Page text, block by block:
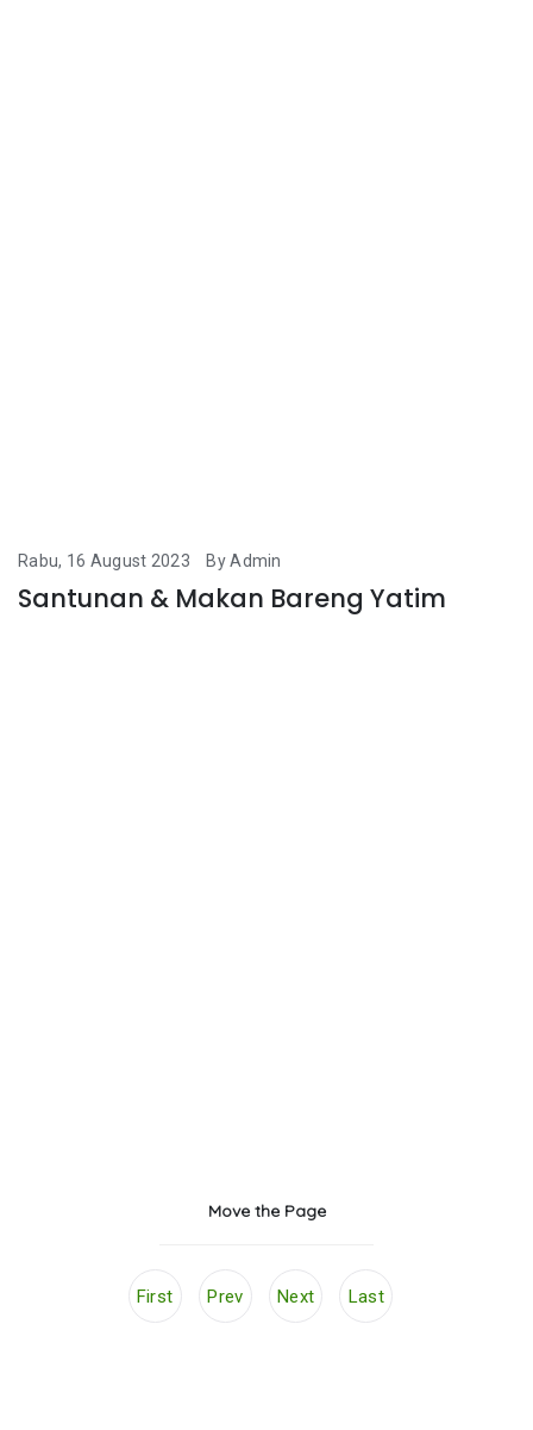
Rabu, 16 August 2023 By Admin
Santunan & Makan Bareng Yatim
Move the Page
First Prev Next Last